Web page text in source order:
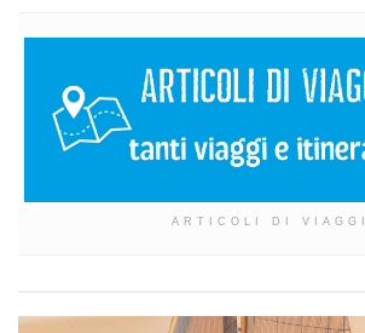
ARTICOLI DI VIAGGI